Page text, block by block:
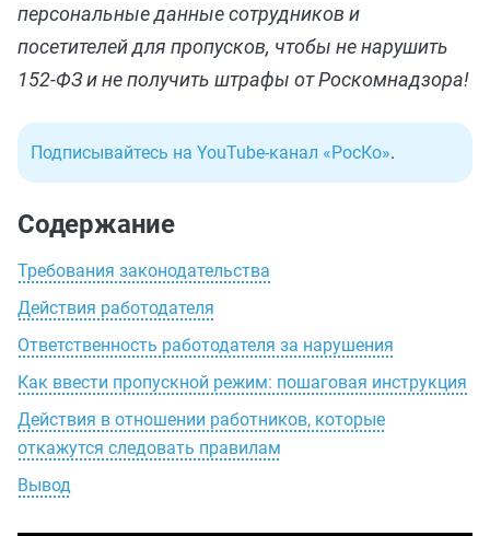
персональные данные сотрудников и
посетителей для пропусков, чтобы не нарушить
152-ФЗ и не получить штрафы от Роскомнадзора!
Подписывайтесь на YouTube-канал «РосКо».
Содержание
Требования законодательства
Действия работодателя
Ответственность работодателя за нарушения
Как ввести пропускной режим: пошаговая инструкция
Действия в отношении работников, которые
откажутся следовать правилам
Вывод